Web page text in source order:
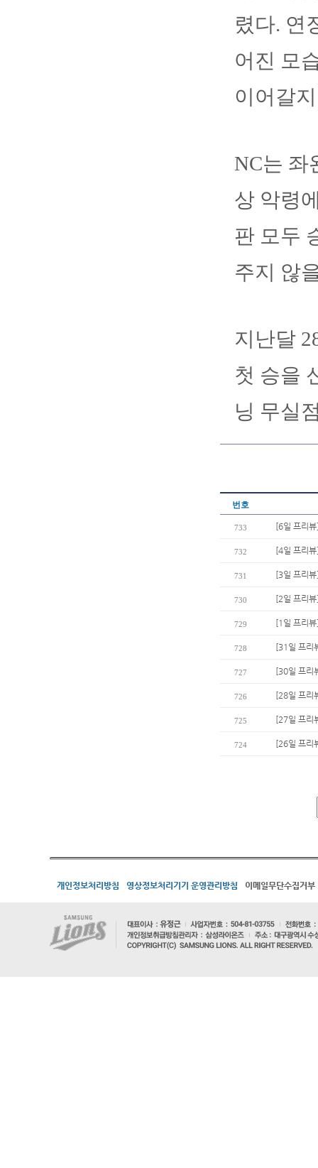
렸다. 연
어진 모
이어갈
NC는 좌
상 악령
판 모두
주지 않
지난달
첫 승을
닝 무실
번호
733 [6일 프리
732 [4일 프리
731 [3일 프리
730 [2일 프리
729 [1일 프리
728 [31일 프리
727 [30일 프리
726 [28일 프리
725 [27일 프리
724 [26일 프리
개인정보처리방침 영상정보처리기기 운영관리방침 이메일무단수집거부